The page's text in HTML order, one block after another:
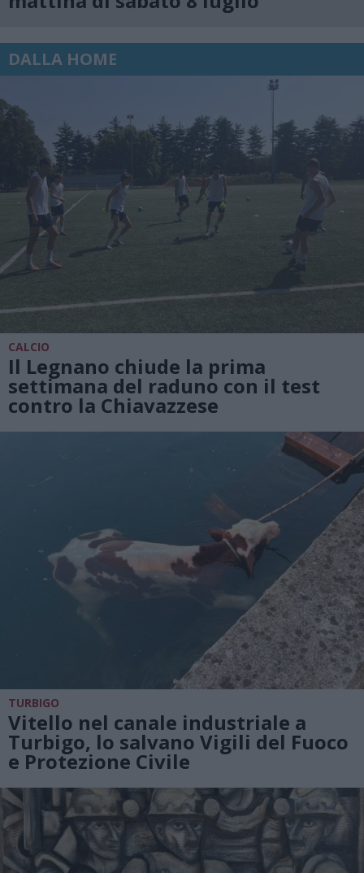
DALLA HOME
CALCIO
Il Legnano chiude la prima
settimana del raduno con il test
contro la Chiavazzese
TURBIGO
Vitello nel canale industriale a
Turbigo, lo salvano Vigili del Fuoco
e Protezione Civile